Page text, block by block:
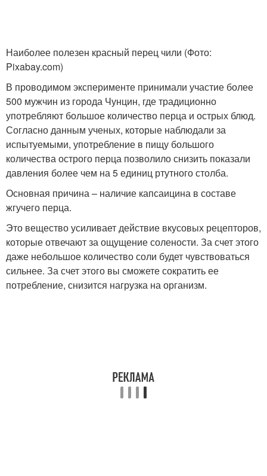
Наиболее полезен красный перец чили (Фото:
Pixabay.com)
В проводимом эксперименте принимали участие более
500 мужчин из города Чунцин, где традиционно
употребляют большое количество перца и острых блюд.
Согласно данным ученых, которые наблюдали за
испытуемыми, употребление в пищу большого
количества острого перца позволило снизить показали
давления более чем на 5 единиц ртутного столба.
Основная причина – наличие капсаицина в составе
жгучего перца.
Это вещество усиливает действие вкусовых рецепторов,
которые отвечают за ощущение солености. За счет этого
даже небольшое количество соли будет чувствоваться
сильнее. За счет этого вы сможете сократить ее
потребление, снизится нагрузка на организм.